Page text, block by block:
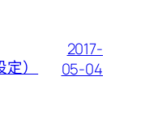
）
2017-
05-04